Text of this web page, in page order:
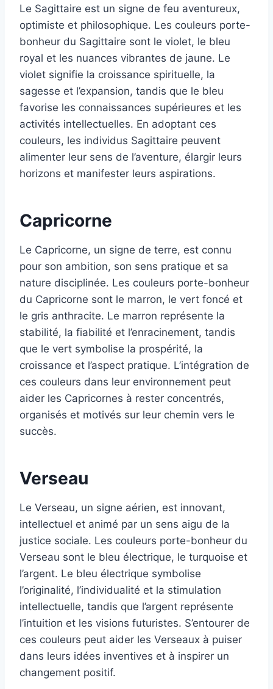
Le Sagittaire est un signe de feu aventureux,
optimiste et philosophique. Les couleurs porte-
bonheur du Sagittaire sont le violet, le bleu
royal et les nuances vibrantes de jaune. Le
violet signifie la croissance spirituelle, la
sagesse et l’expansion, tandis que le bleu
favorise les connaissances supérieures et les
activités intellectuelles. En adoptant ces
couleurs, les individus Sagittaire peuvent
alimenter leur sens de l’aventure, élargir leurs
horizons et manifester leurs aspirations.
Capricorne
Le Capricorne, un signe de terre, est connu
pour son ambition, son sens pratique et sa
nature disciplinée. Les couleurs porte-bonheur
du Capricorne sont le marron, le vert foncé et
le gris anthracite. Le marron représente la
stabilité, la fiabilité et l’enracinement, tandis
que le vert symbolise la prospérité, la
croissance et l’aspect pratique. L’intégration de
ces couleurs dans leur environnement peut
aider les Capricornes à rester concentrés,
organisés et motivés sur leur chemin vers le
succès.
Verseau
Le Verseau, un signe aérien, est innovant,
intellectuel et animé par un sens aigu de la
justice sociale. Les couleurs porte-bonheur du
Verseau sont le bleu électrique, le turquoise et
l’argent. Le bleu électrique symbolise
l’originalité, l’individualité et la stimulation
intellectuelle, tandis que l’argent représente
l’intuition et les visions futuristes. S’entourer de
ces couleurs peut aider les Verseaux à puiser
dans leurs idées inventives et à inspirer un
changement positif.